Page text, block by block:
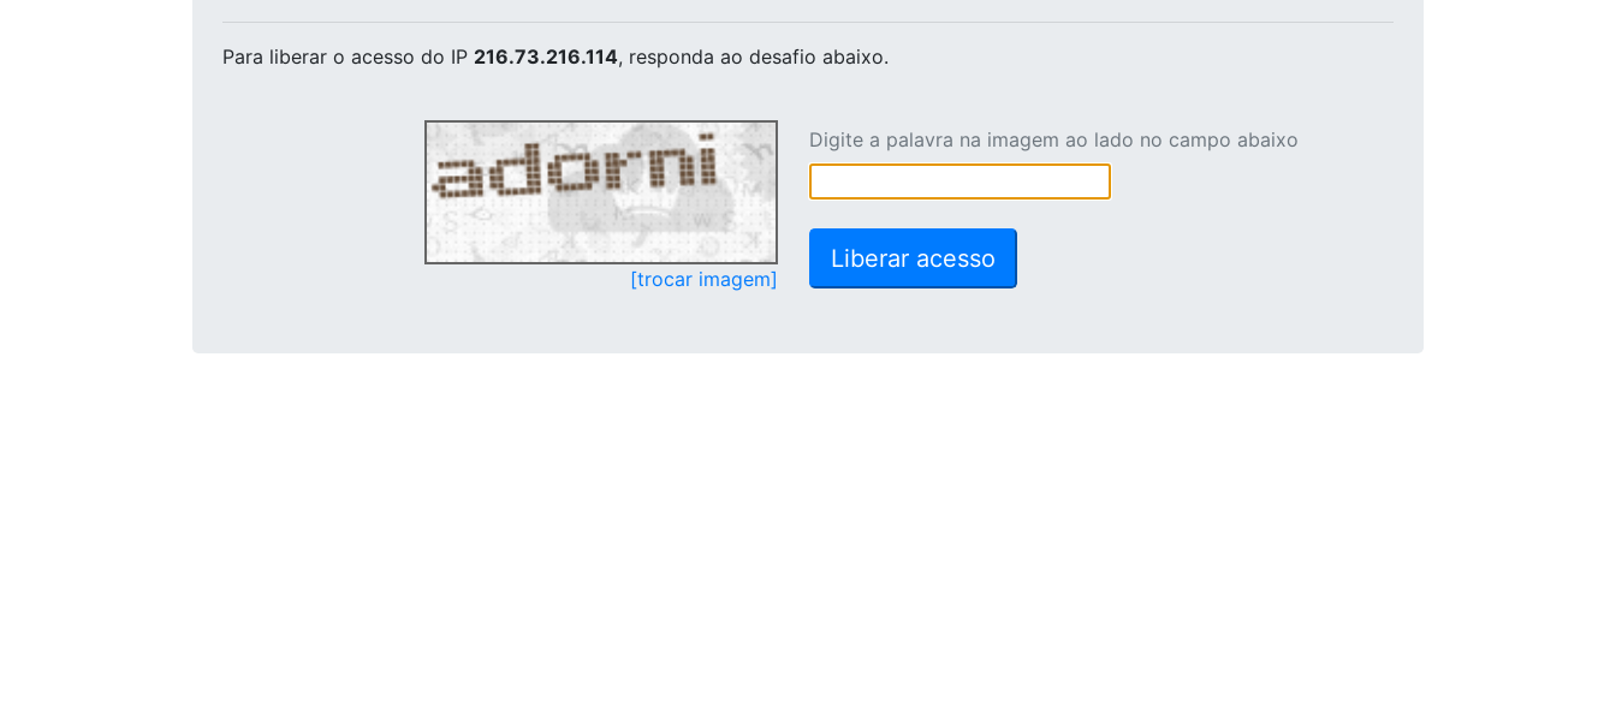
Para liberar o acesso do IP 216.73.216.114, responda ao desafio abaixo.
[trocar imagem]
Digite a palavra na imagem ao lado no campo abaixo